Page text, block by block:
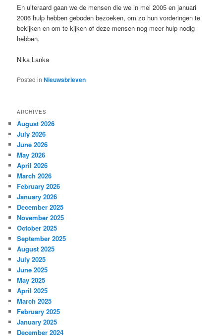
En uiteraard gaan we de mensen die we in mei 2005 en januari
2006 hulp hebben geboden bezoeken, om zo hun vorderingen te
bekijken en om te kijken of deze mensen nog meer hulp nodig
hebben.
Nika Lanka
Posted in Nieuwsbrieven
ARCHIVES
August 2026
July 2026
June 2026
May 2026
April 2026
March 2026
February 2026
January 2026
December 2025
November 2025
October 2025
September 2025
August 2025
July 2025
June 2025
May 2025
April 2025
March 2025
February 2025
January 2025
December 2024